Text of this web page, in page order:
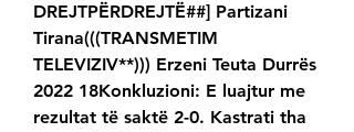
DREJTPËRDREJTË##] Partizani
Tirana(((TRANSMETIM
TELEVIZIV**))) Erzeni Teuta Durrës
2022 18Konkluzioni: E luajtur me
rezultat të saktë 2-0. Kastrati tha